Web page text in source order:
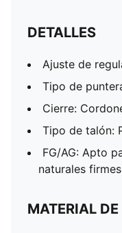
DETALLES
Ajuste de
Tipo de
Cierre:
Tipo de talón:
FG/AG: Apto
naturales
MATERIAL